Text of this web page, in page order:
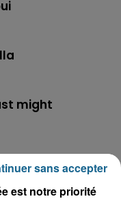
VOIR PLUS
might
est notre priorité
sans accepter